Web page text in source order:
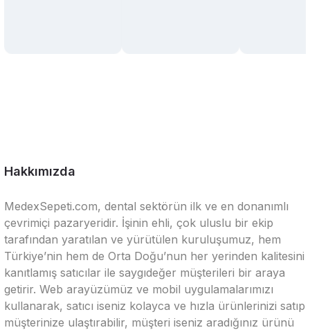
Hakkımızda
MedexSepeti.com, dental sektörün ilk ve en donanımlı
çevrimiçi pazaryeridir. İşinin ehli, çok uluslu bir ekip
tarafından yaratılan ve yürütülen kuruluşumuz, hem
Türkiye’nin hem de Orta Doğu’nun her yerinden kalitesini
kanıtlamış satıcılar ile saygıdeğer müşterileri bir araya
getirir. Web arayüzümüz ve mobil uygulamalarımızı
kullanarak, satıcı iseniz kolayca ve hızla ürünlerinizi satıp
müşterinize ulaştırabilir, müşteri iseniz aradığınız ürünü